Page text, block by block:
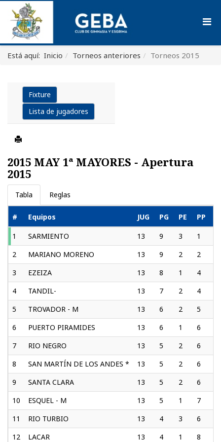
Está aquí: Inicio Torneos anteriores Torneos 2015
Fixture
Lista de jugadores
2015 MAY 1ª MAYORES - Apertura
2015
Tabla Reglas
# Equipos JUG PG PE PP
1 SARMIENTO 13 9 3 1
2
MARIANO MORENO 13 9 2 2
3
EZEIZA 13 8 1 4
4
TANDIL- 13 7 2 4
5
TROVADOR - M 13 6 2 5
6
PUERTO PIRAMIDES 13 6 1 6
7
RIO NEGRO 13 5 2 6
8
SAN MARTÍN DE LOS ANDES * 13 5 2 6
9
SANTA CLARA 13 5 2 6
10
ESQUEL - M 13 5 1 7
11
RIO TURBIO 13 4 3 6
12
LACAR 13 4 1 8